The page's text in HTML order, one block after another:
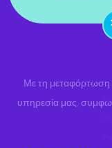
Με τη μεταφόρτωση
υπηρεσία μας,